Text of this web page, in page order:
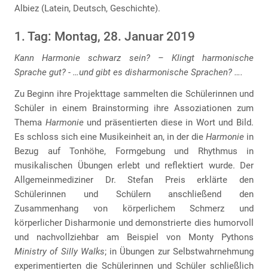
Albiez (Latein, Deutsch, Geschichte).
1. Tag: Montag, 28. Januar 2019
Kann Harmonie schwarz sein? – Klingt harmonische
Sprache gut? - …und gibt es disharmonische Sprachen? ….
Zu Beginn ihre Projekttage sammelten die Schülerinnen und
Schüler in einem Brainstorming ihre Assoziationen zum
Thema Harmonieund präsentierten diese in Wort und Bild.
Es schloss sich eine Musikeinheit an, in der die Harmonie in
Bezug auf Tonhöhe, Formgebung und Rhythmus in
musikalischen Übungen erlebt und reflektiert wurde. Der
Allgemeinmediziner Dr. Stefan Preis erklärte den
Schülerinnen und Schülern anschließend den
Zusammenhang von körperlichem Schmerz und
körperlicher Disharmonie und demonstrierte dies humorvoll
und nachvollziehbar am Beispiel von Monty Pythons
Ministry of Silly Walks; in Übungen zur Selbstwahrnehmung
experimentierten die Schülerinnen und Schüler schließlich